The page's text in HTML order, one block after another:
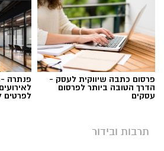
פרסום כתבה שיווקית לעסק -
הדרך הטובה ביותר לפרסום
עסקים
פנתרה
לפרטים
תרבות ובידור